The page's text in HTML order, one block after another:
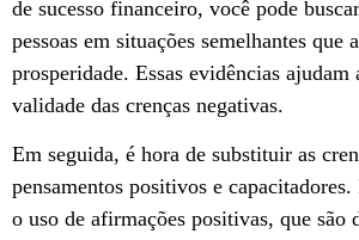
de sucesso financeiro, você pode
pessoas em situações semelhantes que
prosperidade. Essas evidências ajudam
validade das crenças negativas.
Em seguida, é hora de substituir as
pensamentos positivos e
o uso de afirmações positivas, que são